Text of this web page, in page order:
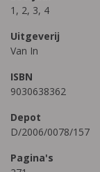
1, 2, 3, 4
Uitgeverij
Van In
ISBN
9030638362
Depot
D/2006/0078/157
Pagina's